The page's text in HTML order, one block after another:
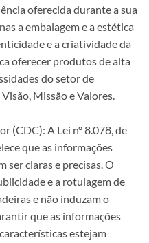
oferecida durante a sua
a embalagem e a estética
e a criatividade da
oferecer produtos de alta
do setor de
Missão e Valores.
(CDC): A Lei nº 8.078, de
que as informações
ser claras e precisas. O
e a rotulagem de
e não induzam o
que as informações
estejam